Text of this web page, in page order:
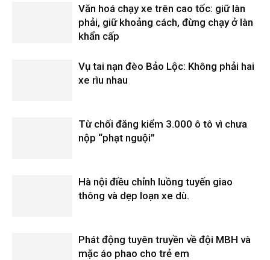
Văn hoá chạy xe trên cao tốc: giữ làn
phải, giữ khoảng cách, đừng chạy ở làn
khẩn cấp
Vụ tai nạn đèo Bảo Lộc: Không phải hai
xe rìu nhau
Từ chối đăng kiểm 3.000 ô tô vì chưa
nộp “phạt nguội”
Hà nội điều chỉnh luồng tuyến giao
thông và dẹp loạn xe dù.
Phát động tuyên truyền về đội MBH và
mặc áo phao cho trẻ em